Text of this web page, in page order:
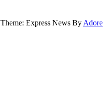
Theme: Express News By Adore